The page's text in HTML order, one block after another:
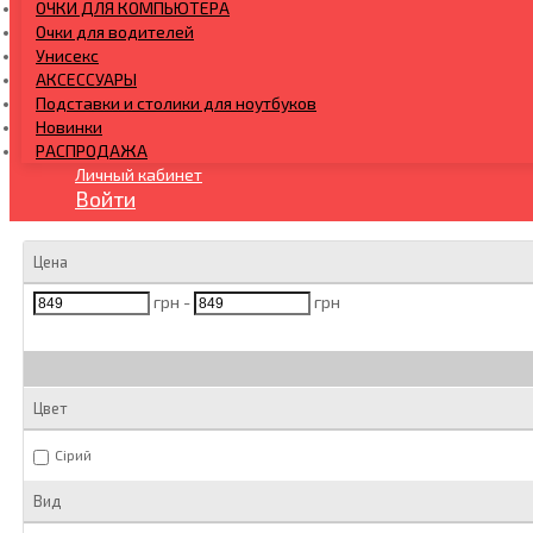
ОЧКИ ДЛЯ КОМПЬЮТЕРА
Очки для водителей
Унисекс
АКСЕССУАРЫ
Подставки и столики для ноутбуков
Новинки
РАСПРОДАЖА
Личный кабинет
Войти
Цена
грн - грн
Цвет
Сірий
Вид